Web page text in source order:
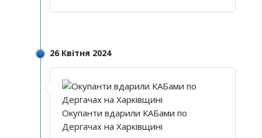
26 Квітня 2024
Окупанти вдарили КАБами по
Дергачах на Харківщині